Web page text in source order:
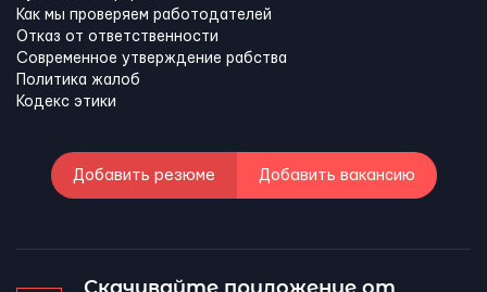
Как мы проверяем работодателей
Отказ от ответственности
Современное утверждение рабства
Политика жалоб
Кодекс этики
Добавить резюме Добавить вакансию